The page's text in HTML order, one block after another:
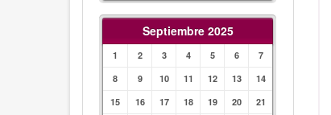
Septiembre 2025
1 2 3 4 5 6
7
8
9 10 11 12 13
14
15
16 17 18 19 20
21